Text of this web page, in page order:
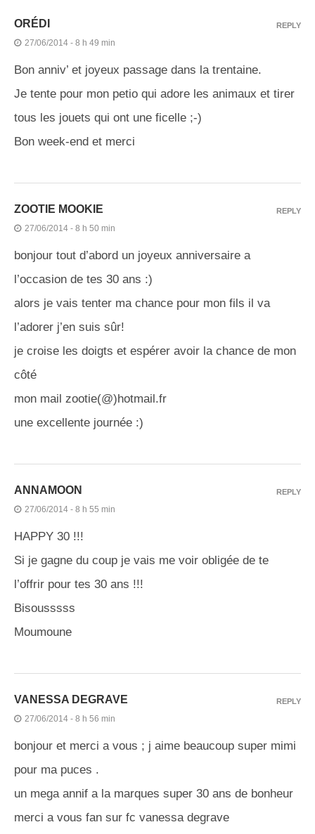
ORÉDI
27/06/2014 - 8 h 49 min
Bon anniv’ et joyeux passage dans la trentaine.
Je tente pour mon petio qui adore les animaux et tirer
tous les jouets qui ont une ficelle ;-)
Bon week-end et merci
REPLY
ZOOTIE MOOKIE
27/06/2014 - 8 h 50 min
bonjour tout d’abord un joyeux anniversaire a
l’occasion de tes 30 ans :)
alors je vais tenter ma chance pour mon fils il va
l’adorer j’en suis sûr!
je croise les doigts et espérer avoir la chance de mon
côté
mon mail zootie(@)hotmail.fr
une excellente journée :)
REPLY
ANNAMOON
27/06/2014 - 8 h 55 min
HAPPY 30 !!!
Si je gagne du coup je vais me voir obligée de te
l’offrir pour tes 30 ans !!!
Bisousssss
Moumoune
REPLY
VANESSA DEGRAVE
27/06/2014 - 8 h 56 min
bonjour et merci a vous ; j aime beaucoup super mimi
pour ma puces .
un mega annif a la marques super 30 ans de bonheur
merci a vous fan sur fc vanessa degrave
REPLY